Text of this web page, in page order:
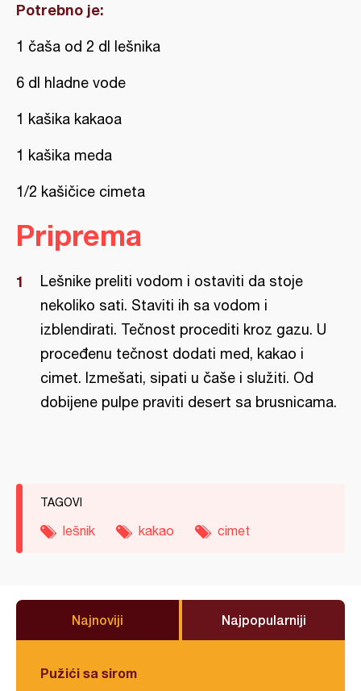
Potrebno je:
1 čaša od 2 dl lešnika
6 dl hladne vode
1 kašika kakaoa
1 kašika meda
1/2 kašičice cimeta
Priprema
Lešnike preliti vodom i ostaviti da stoje
nekoliko sati. Staviti ih sa vodom i
izblendirati. Tečnost procediti kroz gazu. U
proceđenu tečnost dodati med, kakao i
cimet. Izmešati, sipati u čaše i služiti. Od
dobijene pulpe praviti desert sa brusnicama.
TAGOVI
lešnik kakao cimet
Najnoviji Najpopularniji
Pužići sa sirom